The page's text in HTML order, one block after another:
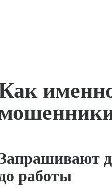
работы